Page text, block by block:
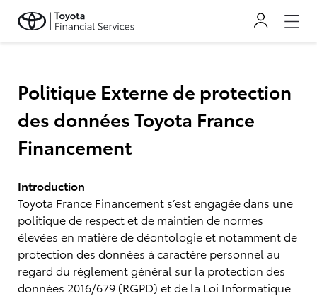
Politique Externe de protection
des données Toyota France
Financement
Introduction
Toyota France Financement s’est engagée dans une
politique de respect et de maintien de normes
élevées en matière de déontologie et notamment de
protection des données à caractère personnel au
regard du règlement général sur la protection des
données 2016/679 (RGPD) et de la Loi Informatique